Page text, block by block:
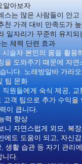
알아보자
스는 많은 사람들이 안
천 가격 대비 만족도가
일자리가 꾸준히 유지
체력 단련 효과
술자 본인의 몸을 활
도와주기 때문에 자
니다. 노래방알바 가라
팁 문화
원들에게 숙식 제공,
고객 팁으로 추가 수익
이 큽니다.
력 향상
니 자연스럽게 외모, 복
에도 도움이 되고, 자신
생활 습관 등 자기 관리
니다.